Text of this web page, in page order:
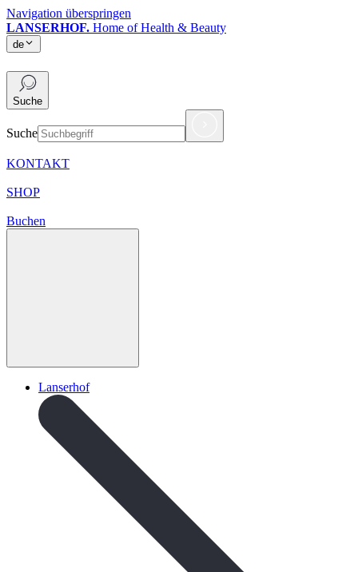
Navigation überspringen
LANSERHOF. Home of Health & Beauty
de
Suche
Suche
KONTAKT
SHOP
Buchen
Lanserhof